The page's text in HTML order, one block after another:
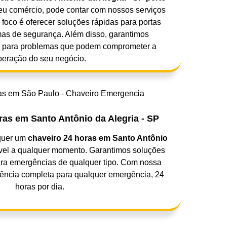
comércio, pode contar com nossos serviços
é oferecer soluções rápidas para portas
de segurança. Além disso, garantimos
problemas que podem comprometer a
do seu negócio.
em Santo Antônio da Alegria - SP
um chaveiro 24 horas em Santo Antônio
a qualquer momento. Garantimos soluções
emergências de qualquer tipo. Com nossa
completa para qualquer emergência, 24
horas por dia.